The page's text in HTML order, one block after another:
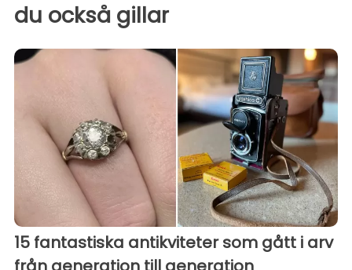
du också gillar
15 fantastiska antikviteter som gått i arv